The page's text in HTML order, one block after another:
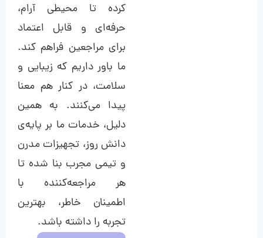
کرده تا محیطی آرام،
حرفه‌ای و قابل اعتماد
برای مراجعین فراهم کند.
ما باور داریم که زیبایی و
سلامت، در کنار هم معنا
پیدا می‌کنند. به همین
دلیل، خدمات ما بر پایه‌ی
دانش روز، تجهیزات مدرن
و تیمی مجرب بنا شده تا
هر مراجعه‌کننده با
اطمینان خاطر، بهترین
تجربه را داشته باشد.